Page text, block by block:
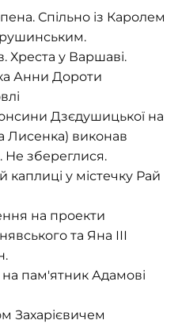
Спільно із Каролем
Хреста у Варшаві.
Анни Дороти
Дзєдушицької на
Лисенка) виконав
Не збереглися.
каплиці у містечку Рай
на проекти
та Яна ІІІ
на пам'ятник Адамові
Захарієвичем